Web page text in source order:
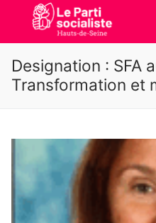
contenu
Designation : SFA
Transformation et